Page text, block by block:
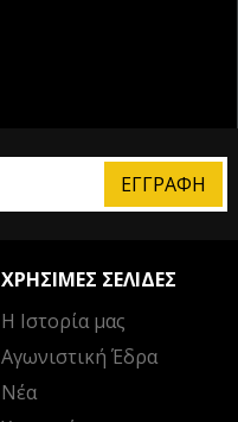
ΕΓΓΡΑΦΉ
ΧΡΉΣΙΜΕΣ ΣΕΛΊΔΕΣ
Η Ιστορία μας
Αγωνιστική Έδρα
Νέα